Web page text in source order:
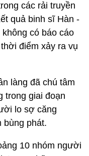
các rải truyền
quả binh sĩ Hàn -
có báo cáo
điểm xảy ra vụ
làng đã chú tâm
trong giai đoạn
lo sợ căng
bùng phát.
10 nhóm người